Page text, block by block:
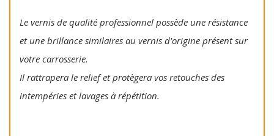
Le vernis de qualité professionnel possède une résistance
et une brillance similaires au vernis d'origine présent sur
votre carrosserie.
Il rattrapera le relief et protègera vos retouches des
intempéries et lavages à répétition.